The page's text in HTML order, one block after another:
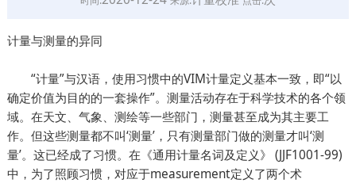
计量与测量的异同
“计量”与汉语，使用习惯中的VIM计量定义基本一致，即“以
确定价值为目的的一套操作”。测量活动存在于科学技术的各个领
域。在天文、气象、测绘等一些部门，测量甚至成为其主要工
作。但这些测量都不叫‘测量’，只有测量部门做的测量才叫‘测
量’。这已经成了习惯。在《通用计量名词及定义》 (JJF1001-99)
中，为了照顾习惯，对应于measurement定义了两个术